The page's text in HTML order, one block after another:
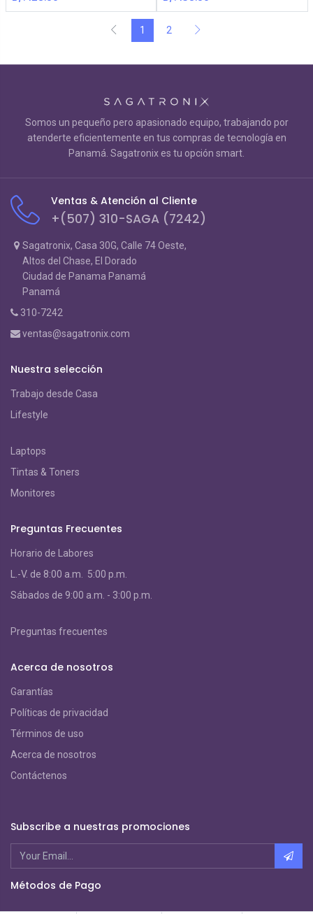
1 2
Somos un pequeño pero apasionado equipo, trabajando por
atenderte eficientemente en tus compras de tecnología en
Panamá. Sagatronix es tu opción smart.
Ventas & Atención al Cliente
+(507) 310-SAGA (7242)
Sagatronix, Casa 30G, Calle 74 Oeste,
Altos del Chase, El Dorado
Ciudad de Panama Panamá
Panamá
310-7242
ventas@sagatronix.com
Nuestra selección
Trabajo desde Casa
Lifestyle
Laptops
Tintas & Toners
Monitores
Preguntas Frecuentes
Horario de Labores
L.-V. de 8:00 a.m. 5:00 p.m.
Sábados de 9:00 a.m. - 3:00 p.m.
Preguntas frecuentes
Acerca de nosotros
Garantías
Políticas de privacidad
Términos de uso
Acerca de nosotros
Contáctenos
Subscribe a nuestras promociones
Métodos de Pago